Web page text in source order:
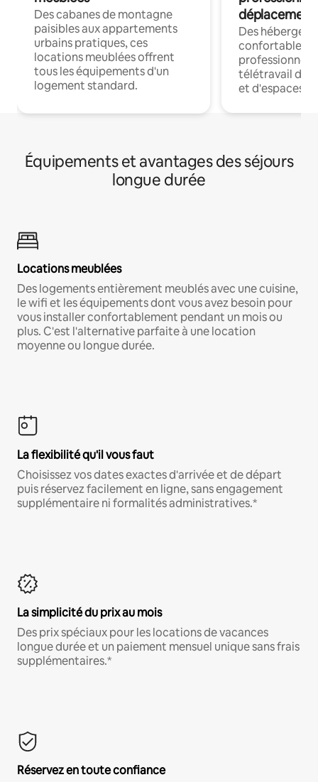
Des cabanes de montagne
paisibles aux appartements
urbains pratiques, ces
locations meublées offrent
tous les équipements d'un
logement standard.
déplacement
Des
confortables
professionnels
télétravail
et d'espaces
Équipements et avantages des séjours
longue durée
Locations meublées
Des logements entièrement meublés avec une cuisine,
le wifi et les équipements dont vous avez besoin pour
vous installer confortablement pendant un mois ou
plus. C'est l'alternative parfaite à une location
moyenne ou longue durée.
La flexibilité qu'il vous faut
Choisissez vos dates exactes d'arrivée et de départ
puis réservez facilement en ligne, sans engagement
supplémentaire ni formalités administratives.*
La simplicité du prix au mois
Des prix spéciaux pour les locations de vacances
longue durée et un paiement mensuel unique sans frais
supplémentaires.*
Réservez en toute confiance